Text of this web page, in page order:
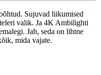
Sujuvad liikumised
valik. Ja 4K Ambilighti
Jah, seda on lihtne
mida vajate.